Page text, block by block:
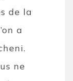
de la
a
ne